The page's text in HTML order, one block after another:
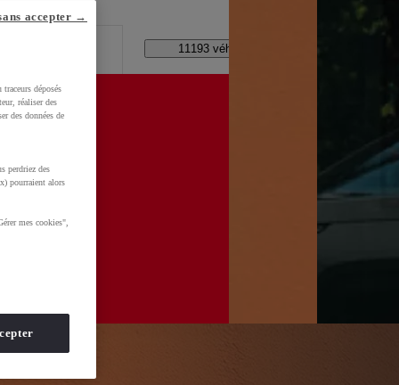
?
11193 véhicules disponibles
déposés
réaliser des
des données de
perdriez des
pourraient alors
mes cookies",
accepter →